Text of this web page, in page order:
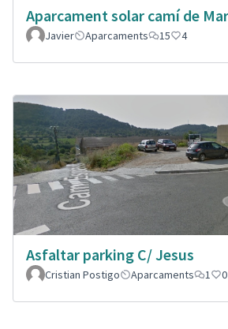
Aparcament solar camí de Mar
Javier
Aparcaments 15 4
Asfaltar parking C/ Jesus
Cristian Postigo
Aparcaments 1 0